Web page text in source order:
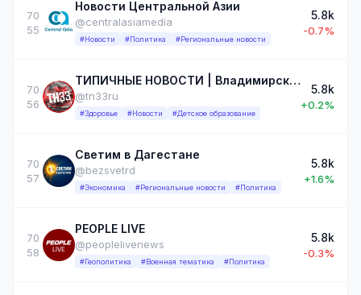
70
55
Новости Центральной Азии
@centralasiamedia
#Новости #Политика #Региональные новости
5.8k
-0.7%
70
56
ТИПИЧНЫЕ НОВОСТИ | Владимирская область
@tn33ru
#Здоровье #Новости #Детское образование
5.8k
+0.2%
70
57
Светим в Дагестане
@bezsvetrd
#Экономика #Региональные новости #Политика
5.8k
+1.6%
70
58
PEOPLE LIVE
@peoplelivenews
#Геополитика #Военная тематика #Политика
5.8k
-0.3%